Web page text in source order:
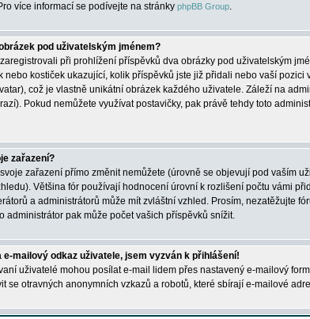
více informací se podívejte na stránky phpBB Group.
pod uživatelským jménem?
při prohlížení příspěvků dva obrázky pod uživatelským
nebo kostiček ukazující, kolik příspěvků jste již přidali nebo vaší
což je vlastně unikátní obrázek každého uživatele. Záleží na
Pokud nemůžete využívat postavičky, pak právě tehdy toto
zařazení?
zařazení přímo změnit nemůžete (úrovně se objevují pod vaším
Většina fór používají hodnocení úrovní k rozlišení počtu vámi
a administrátorů může mít zvláštní vzhled. Prosím, nezatěžujte
administrátor pak může počet vašich příspěvků snížit.
e-mailový odkaz uživatele, jsem vyzván k přihlášení!
uživatelé mohou posílat e-mail lidem přes nastavený e-mailový
se otravných anonymních vzkazů a robotů, které sbírají e-mailové